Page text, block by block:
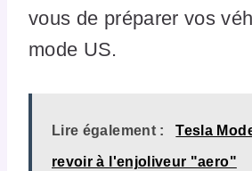
vous de préparer vos
mode US.
Lire également : Tesla
revoir à l'enjoliveur "aero"